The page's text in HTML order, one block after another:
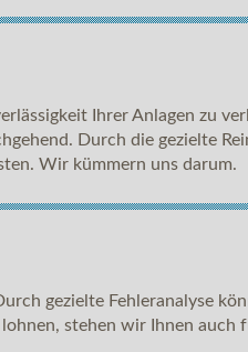
Ihrer Anlagen zu
Durch die gezielte
Wir kümmern uns darum.
gezielte Fehleranalyse
stehen wir Ihnen auch